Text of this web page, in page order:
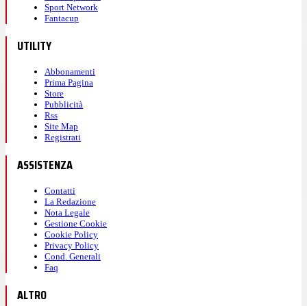
Sport Network
Fantacup
UTILITY
Abbonamenti
Prima Pagina
Store
Pubblicità
Rss
Site Map
Registrati
ASSISTENZA
Contatti
La Redazione
Nota Legale
Gestione Cookie
Cookie Policy
Privacy Policy
Cond. Generali
Faq
ALTRO